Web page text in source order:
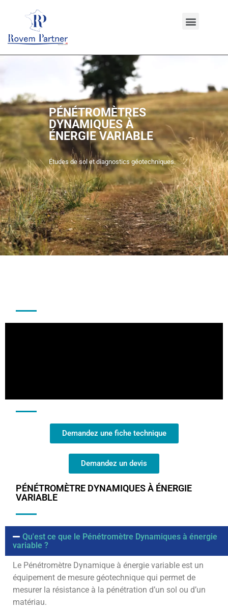
PÉNÉTROMÈTRES
DYNAMIQUES À
ÉNERGIE VARIABLE
Études de sol et diagnostics géotechniques.
Demandez une fiche technique
Demandez un devis
PÉNÉTROMÈTRE DYNAMIQUES À ÉNERGIE
VARIABLE
Qu'est ce que le Pénétromètre Dynamiques à énergie
variable ?
Le Pénétromètre Dynamique à énergie variable est un
équipement de mesure géotechnique qui permet de
mesurer la résistance à la pénétration d’un sol ou d’un
matériau.